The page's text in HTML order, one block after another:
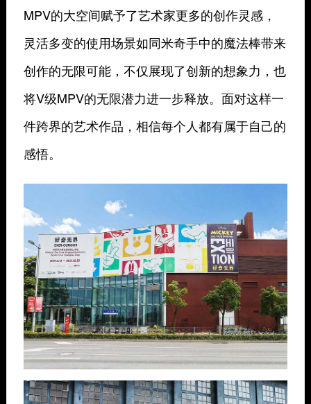
MPV的大空间赋予了艺术家更多的创作灵感，
灵活多变的使用场景如同米奇手中的魔法棒带来
创作的无限可能，不仅展现了创新的想象力，也
将V级MPV的无限潜力进一步释放。面对这样一
件跨界的艺术作品，相信每个人都有属于自己的
感悟。